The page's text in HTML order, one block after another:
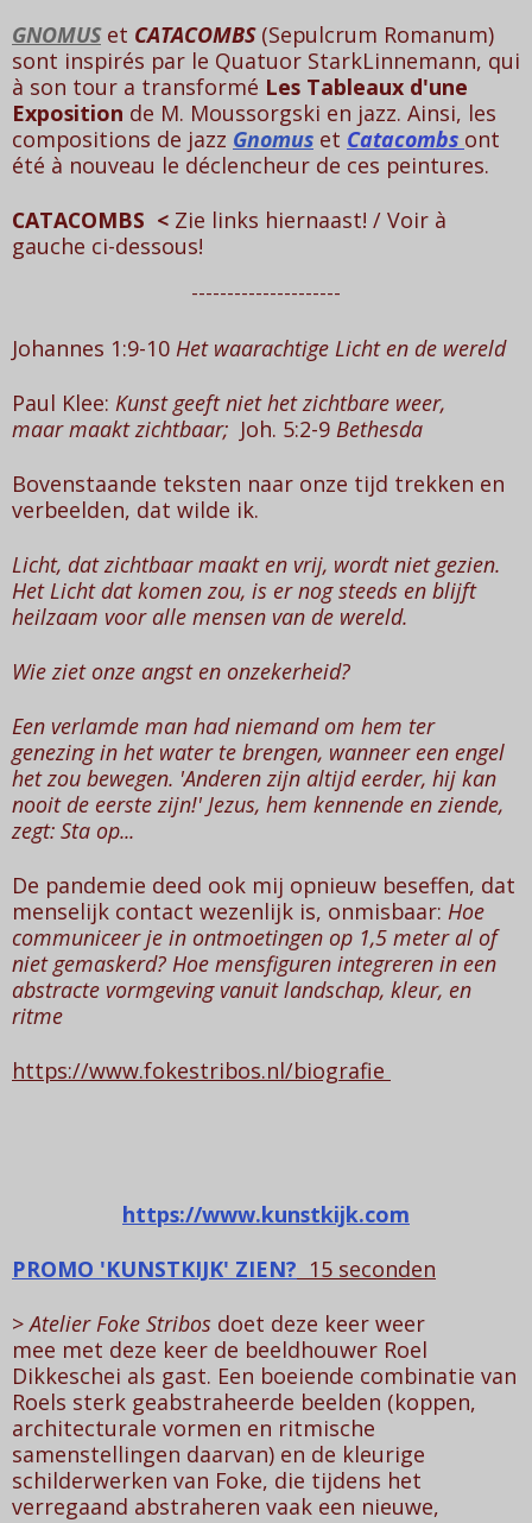
GNOMUSet CATACOMBS(Sepulcrum Romanum)
sont inspirés par le Quatuor StarkLinnemann, qui
à son tour a transformé Les Tableaux d'une
Exposition de M. Moussorgski en jazz. Ainsi, les
compositions de jazz Gnomus et Catacombs ont
été à nouveau le déclencheur de ces peintures.
CATACOMBS < Zie links hiernaast! / Voir à
gauche ci-dessous!
---------------------
Johannes 1:9-10 Het waarachtige Licht en de wereld
Paul Klee: Kunst geeft niet het zichtbare weer,
maar maakt zichtbaar; Joh. 5:2-9 Bethesda
Bovenstaande teksten naar onze tijd trekken en
verbeelden, dat wilde ik.
Licht, dat zichtbaar maakt en vrij, wordt niet gezien.
Het Licht dat komen zou, is er nog steeds en blijft
heilzaam voor alle mensen van de wereld.
Wie ziet onze angst en onzekerheid?
Een verlamde man had niemand om hem ter
genezing in het water te brengen, wanneer een engel
het zou bewegen. 'Anderen zijn altijd eerder, hij kan
nooit de eerste zijn!' Jezus, hem kennende en ziende,
zegt: Sta op...
De pandemie deed ook mij opnieuw beseffen, dat
menselijk contact wezenlijk is, onmisbaar: Hoe
communiceer je in ontmoetingen op 1,5 meter al of
niet gemaskerd? Hoe mensfiguren integreren in een
abstracte vormgeving vanuit landschap, kleur, en
ritme
https://www.fokestribos.nl/biografie
https://www.kunstkijk.com
PROMO 'KUNSTKIJK' ZIEN? 15 seconden
>Atelier Foke Stribos doet deze keer weer
mee met deze keer de beeldhouwer Roel
Dikkeschei als gast. Een boeiende combinatie van
Roels sterk geabstraheerde beelden (koppen,
architecturale vormen en ritmische
samenstellingen daarvan) en de kleurige
schilderwerken van Foke, die tijdens het
verregaand abstraheren vaak een nieuwe,